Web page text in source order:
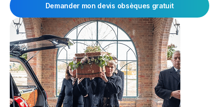
Demander mon devis obsèques gratuit